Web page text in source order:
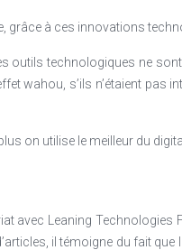
grâce à ces innovations
outils technologiques ne
wahou, s’ils n’étaient
on utilise le meilleur du
avec Leaning
il témoigne du fait